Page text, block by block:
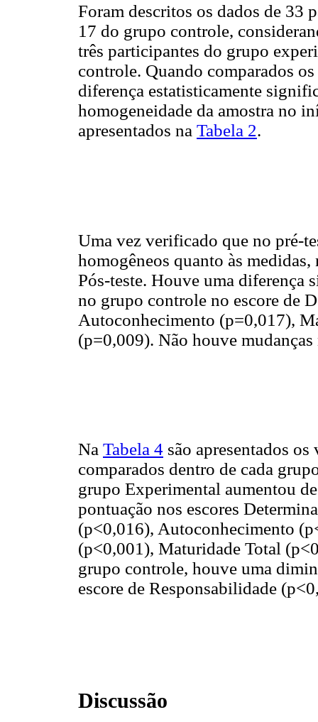
Foram descritos os dados de 33
17 do grupo controle,
três participantes do grupo
controle. Quando comparados
diferença estatisticamente
homogeneidade da amostra no
apresentados na Tabela 2.
Uma vez verificado que no pré-
homogêneos quanto às medidas,
Pós-teste. Houve uma diferença
no grupo controle no escore de
Autoconhecimento (p=0,017),
(p=0,009). Não houve
Na Tabela 4 são apresentados os
comparados dentro de cada
grupo Experimental aumentou
pontuação nos escores
(p<0,016), Autoconhecimento
(p<0,001), Maturidade Total
grupo controle, houve uma
escore de Responsabilidade
Discussão